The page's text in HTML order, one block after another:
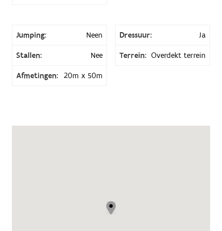
Jumping: Neen Dressuur: Ja
Stallen: Nee Terrein: Overdekt terrein
Afmetingen: 20m x 50m